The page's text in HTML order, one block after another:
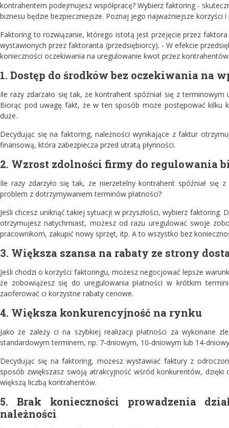
kontrahentem podejmujesz współpracę? Wybierz faktoring -
biznesu będzie bezpieczniejsze. Poznaj jego najważniejsze korzyści
Faktoring to rozwiązanie, którego istotą jest przejęcie przez
wystawionych przez faktoranta (przedsiębiorcy). - W efekcie
konieczności oczekiwania na uregulowanie kwot przez
1. Dostęp do środków bez oczekiwania na
Ile razy zdarzało się tak, że kontrahent spóźniał się z
Biorąc pod uwagę fakt, że w ten sposób może postępować kilku
duże.
Decydując się na faktoring, należności wynikające z faktur
finansową, która zabezpiecza przed utratą płynności.
2. Wzrost zdolności firmy do regulowania
Ile razy zdarzyło się tak, że nierzetelny kontrahent spóźniał się
problem z dotrzymywaniem terminów płatności?
Jeśli chcesz uniknąć takiej sytuacji w przyszłości, wybierz
otrzymujesz natychmiast, możesz od razu uregulować swoje
pracownikom, zakupić nowy sprzęt, itp. A to wszystko bez
3. Większa szansa na rabaty ze strony
Jeśli chodzi o korzyści faktoringu, możesz negocjować lepsze
że zobowiążesz się do uregulowania płatności w krótkim
zaoferować ci korzystne rabaty cenowe.
4. Większa konkurencyjność na rynku
Jako że zależy ci na szybkiej realizacji płatności za wykonane
standardowym terminem, np. 7-dniowym, 10-dniowym lub 14-
Decydując się na faktoring, możesz wystawiać faktury z
sposób zwiększasz swoją atrakcyjność wśród konkurentów, dzięki
większą liczbą kontrahentów.
5. Brak konieczności prowadzenia
należności